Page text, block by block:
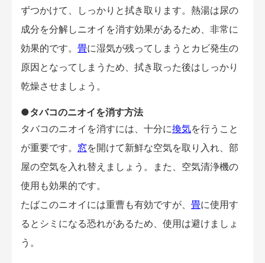
ずつかけて、しっかりと拭き取ります。熱湯は尿の
成分を分解しニオイを消す効果があるため、非常に
効果的です。 畳に湿気が残ってしまうとカビ発生の
原因となってしまうため、拭き取った後はしっかり
乾燥させましょう。
●タバコのニオイを消す方法
タバコのニオイを消すには、十分に換気を行うこと
が重要です。 窓を開けて新鮮な空気を取り入れ、部
屋の空気を入れ替えましょう。また、空気清浄機の
使用も効果的です。
たばこのニオイには重曹も有効ですが、 畳に使用す
るとシミになる恐れがあるため、使用は避けましょ
う。